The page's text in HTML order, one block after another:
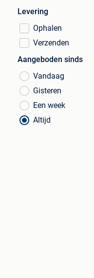
Levering
Ophalen
Verzenden
Aangeboden sinds
Vandaag
Gisteren
Een week
Altijd